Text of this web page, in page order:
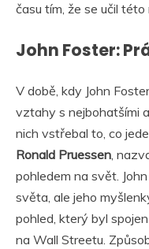
času tím, že se učil
John Foster:
V době, kdy John
vztahy s nejbohatšími
nich vstřebal to, co
Ronald Pruessen,
pohledem na svět.
světa, ale jeho
pohled, který byl
na Wall Streetu.